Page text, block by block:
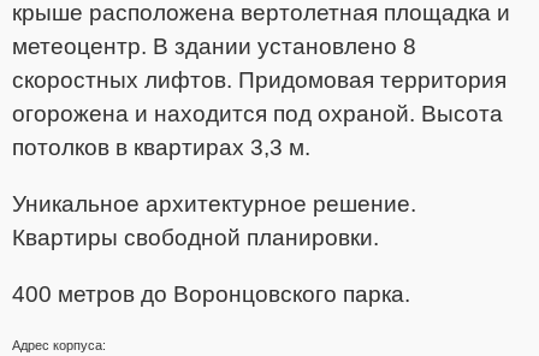
крыше расположена вертолетная площадка и
метеоцентр. В здании установлено 8
скоростных лифтов. Придомовая территория
огорожена и находится под охраной. Высота
потолков в квартирах 3,3 м.
Уникальное архитектурное решение.
Квартиры свободной планировки.
400 метров до Воронцовского парка.
Адрес корпуса: